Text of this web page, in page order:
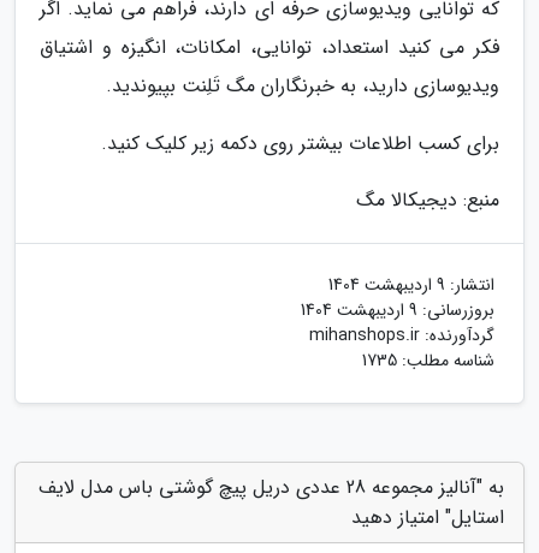
که توانایی ویدیوسازی حرفه ای دارند، فراهم می نماید. اگر
فکر می کنید استعداد، توانایی، امکانات، انگیزه و اشتیاق
ویدیوسازی دارید، به خبرنگاران مگ تَلِنت بپیوندید.
برای کسب اطلاعات بیشتر روی دکمه زیر کلیک کنید.
منبع: دیجیکالا مگ
انتشار: 9 اردیبهشت 1404
بروزرسانی: 9 اردیبهشت 1404
گردآورنده: mihanshops.ir
شناسه مطلب: 1735
به "آنالیز مجموعه 28 عددی دریل پیچ گوشتی باس مدل لایف
استایل" امتیاز دهید